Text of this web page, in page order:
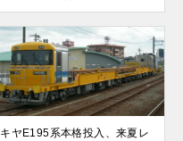
キヤE195系本格投入、来夏レ